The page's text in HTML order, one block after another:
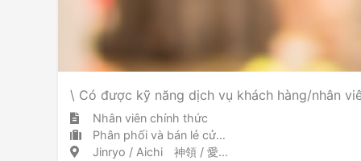
\ Có được kỹ năng dịch vụ khách hàng/nhân
Nhân viên chính thức
Phân phối và bán lẻ cửa hàng tiện lợi
Jinryo / Aichi 神領 / 愛知県